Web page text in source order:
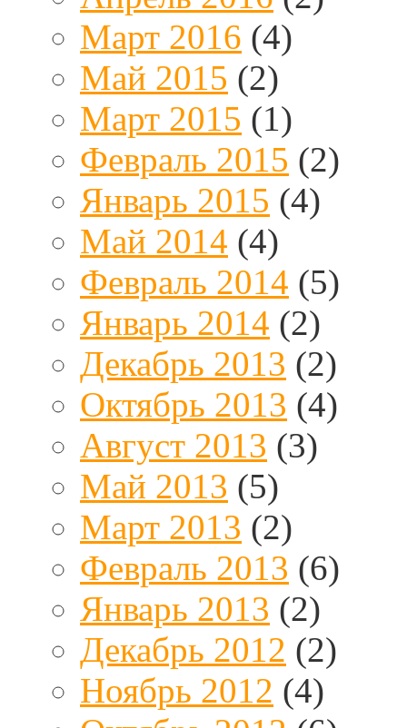
Март 2016 (4)
Май 2015 (2)
Март 2015 (1)
Февраль 2015 (2)
Январь 2015 (4)
Май 2014 (4)
Февраль 2014 (5)
Январь 2014 (2)
Декабрь 2013 (2)
Октябрь 2013 (4)
Август 2013 (3)
Май 2013 (5)
Март 2013 (2)
Февраль 2013 (6)
Январь 2013 (2)
Декабрь 2012 (2)
Ноябрь 2012 (4)